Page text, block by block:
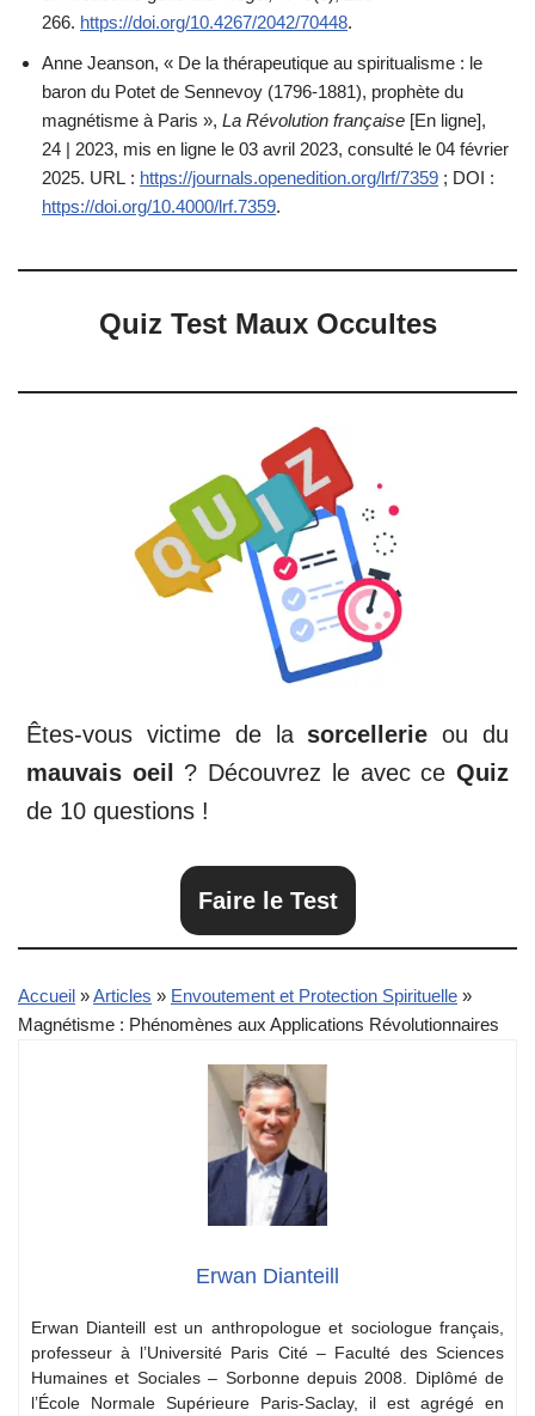
266. https://doi.org/10.4267/2042/70448.
Anne Jeanson, « De la thérapeutique au spiritualisme : le
baron du Potet de Sennevoy (1796-1881), prophète du
magnétisme à Paris », La Révolution française [En ligne],
24 | 2023, mis en ligne le 03 avril 2023, consulté le 04 février
2025. URL : https://journals.openedition.org/lrf/7359 ; DOI :
https://doi.org/10.4000/lrf.7359.
Quiz Test Maux Occultes
Êtes-vous victime de la sorcellerie ou du
mauvais oeil
? Découvrez le avec ce Quiz
de 10 questions !
Faire le Test
Accueil »Articles » Envoutement et Protection Spirituelle »
Magnétisme : Phénomènes aux Applications Révolutionnaires
Erwan Dianteill
Erwan Dianteill est un anthropologue et sociologue français,
professeur à l’Université Paris Cité – Faculté des Sciences
Humaines et Sociales – Sorbonne depuis 2008. Diplômé de
l’École Normale Supérieure Paris-Saclay, il est agrégé en